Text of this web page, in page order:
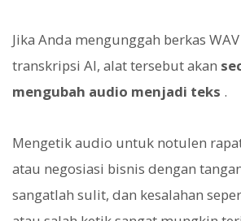
Jika Anda mengunggah berkas
transkripsi AI, alat tersebut akan
mengubah audio menjadi teks .
Mengetik audio untuk notulen
atau negosiasi bisnis dengan
sangatlah sulit, dan kesalahan